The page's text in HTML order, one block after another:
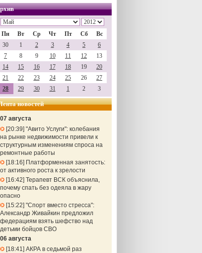
Пн Вт Ср Чт Пт Сб
Вс
30
1 2 3 4 5
6
7
8 9 10 11 12
13
14
15 16 17 18 19
20
21
22 23 24 25 26
27
28
29 30 31 1 2 3
новостей
07 августа
20:39 "Авито Услуги": колебания
на рынке недвижимости привели к
структурным изменениям спроса на
ремонтные работы
18:16
Платформенная занятость:
от активного роста к зрелости
16:42 Терапевт ВСК объяснила,
почему спать без одеяла в жару
опасно
15:22 "Спорт вместо стресса":
Александр Живайкин предложил
федерациям взять шефство над
детьми бойцов СВО
06 августа
18:41 АКРА в седьмой раз